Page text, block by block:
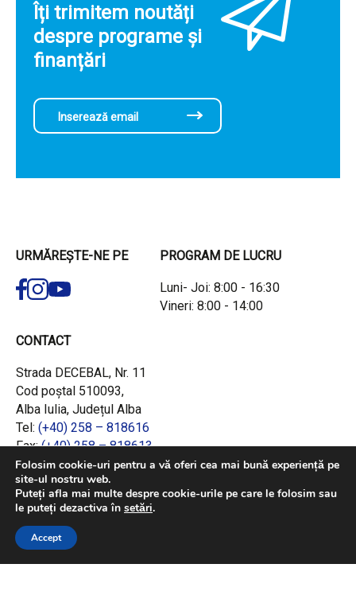
Îți trimitem noutăți
despre programe și
finanțări
URMĂREȘTE-NE PE PROGRAM DE LUCRU
Luni- Joi: 8:00 - 16:30
Vineri: 8:00 - 14:00
CONTACT
Strada DECEBAL, Nr. 11
Cod poștal 510093,
Alba Iulia, Județul Alba
Tel: (+40) 258 – 818616
Fax:(+40) 258 – 818613
Email:office@adrcentru.ro
LINK-URI RAPIDE
Consiliul European
Jurnalul Oficial al Uniunii Europene
Folosim cookie-uri pentru a vă oferi cea mai bună experiență pe
site-ul nostru web.
Puteți afla mai multe despre cookie-urile pe care le folosim sau
le puteți dezactiva în setări.
Accept